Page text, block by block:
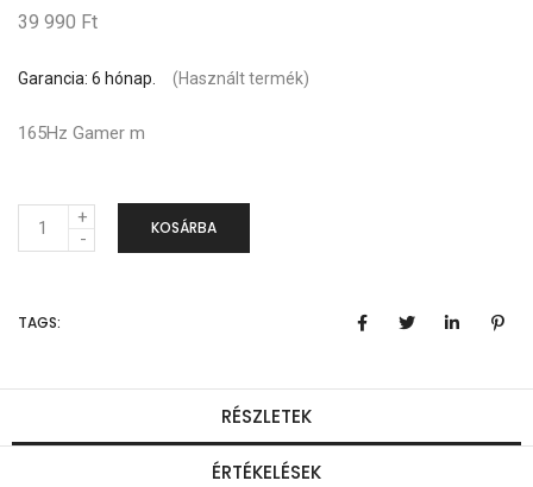
39 990 Ft
Garancia: 6 hónap. (Használt termék)
165Hz Gamer m
e
n
KOSÁRBA
TAGS:
RÉSZLETEK
ÉRTÉKELÉSEK